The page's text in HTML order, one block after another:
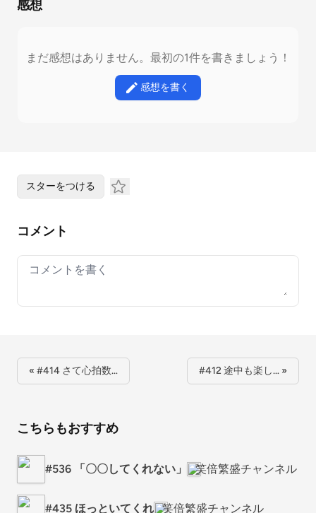
感想
まだ感想はありません。最初の1件を書きましょう！
感想を書く
スターをつける
コメント
Your comment
« #414 さて心拍数… #412 途中も楽し… »
こちらもおすすめ
#536 「〇〇してくれない」 笑倍繁盛チャンネル
#435 ほっといてくれ 笑倍繁盛チャンネル